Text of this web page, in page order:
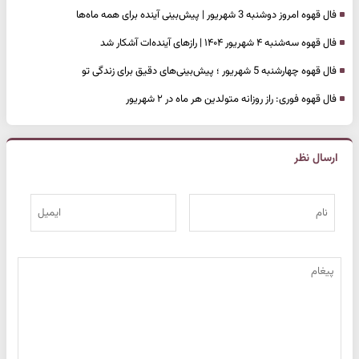
فال قهوه امروز دوشنبه 3 شهریور | پیش‌بینی آینده برای همه ماه‌ها
فال قهوه سه‌شنبه ۴ شهریور ۱۴۰۴ | رازهای آینده‌ات آشکار شد
فال قهوه چهارشنبه 5 شهریور ؛ پیش‌بینی‌های دقیق برای زندگی تو
فال قهوه فوری: راز روزانه متولدین هر ماه در ۲ شهریور
ارسال نظر